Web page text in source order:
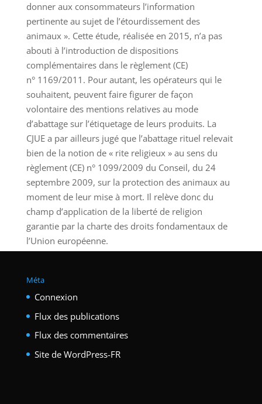
donner aux consommateurs l’information
pertinente au sujet de l’étourdissement des
animaux ». Cette étude, réalisée en 2015, n’a pas
abouti à l’introduction de dispositions
complémentaires dans le règlement (CE)
n° 1169/2011. Pour autant, les opérateurs qui le
souhaitent, peuvent faire figurer de façon
volontaire des mentions relatives au mode
d’abattage sur l’étiquetage de leurs produits. La
CJUE a par ailleurs jugé que l’abattage rituel relevait
bien de la notion de « rite religieux » au sens du
règlement (CE) n° 1099/2009 du Conseil, du 24
septembre 2009, sur la protection des animaux au
moment de leur mise à mort. Il relève donc du
champ d’application de la liberté de religion
garantie par la charte des droits fondamentaux de
l’Union européenne.
Méta
Connexion
Flux des publications
Flux des commentaires
Site de WordPress-FR